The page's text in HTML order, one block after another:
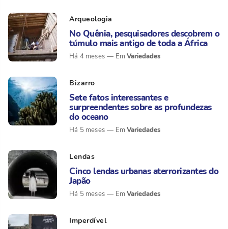
Arqueologia
No Quênia, pesquisadores descobrem o
túmulo mais antigo de toda a África
Há 4 meses Variedades
Bizarro
Sete fatos interessantes e
surpreendentes sobre as profundezas
do oceano
Há 5 meses Variedades
Lendas
Cinco lendas urbanas aterrorizantes do
Japão
Há 5 meses Variedades
Imperdível